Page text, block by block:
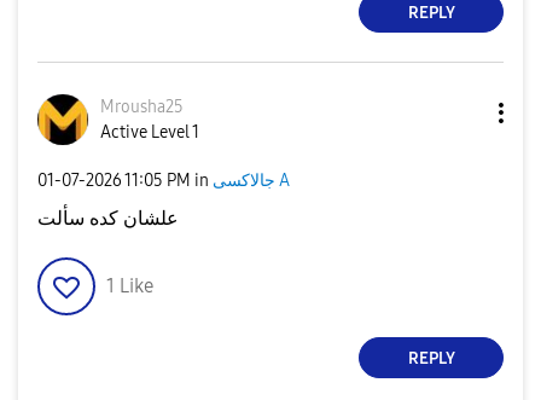
REPLY
Mrousha25
Active Level 1
‎01-07-202611:05 PM in جالاكسى A
علشان كده سألت
1 Like
REPLY